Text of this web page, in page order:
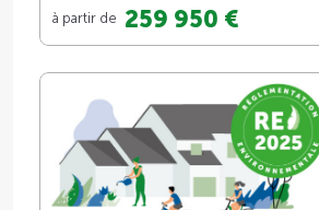
à partir de 259 950 €